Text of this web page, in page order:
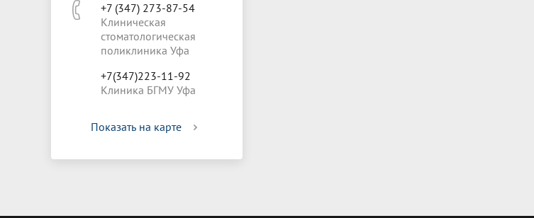
+7 (347) 273-87-54
Клиническая
стоматологическая
поликлиника Уфа
+7(347)223-11-92
Клиника БГМУ Уфа
Показать на карте